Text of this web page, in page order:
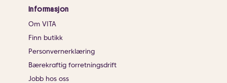
Informasjon
Om VITA
Finn butikk
Personvernerklæring
Bærekraftig forretningsdrift
Jobb hos oss